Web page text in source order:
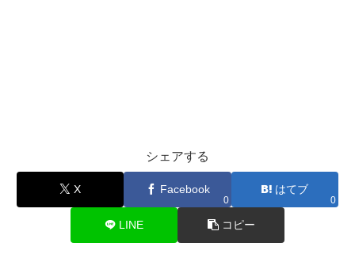
シェアする
X Facebook
0
はてブ
0
LINE コピー